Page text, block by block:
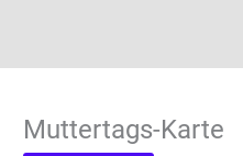
Muttertags-Karte